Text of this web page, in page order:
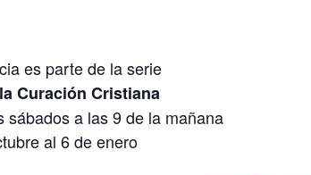
es parte de la serie
Curación Cristiana
sábados a las 9 de la mañana
al 6 de enero